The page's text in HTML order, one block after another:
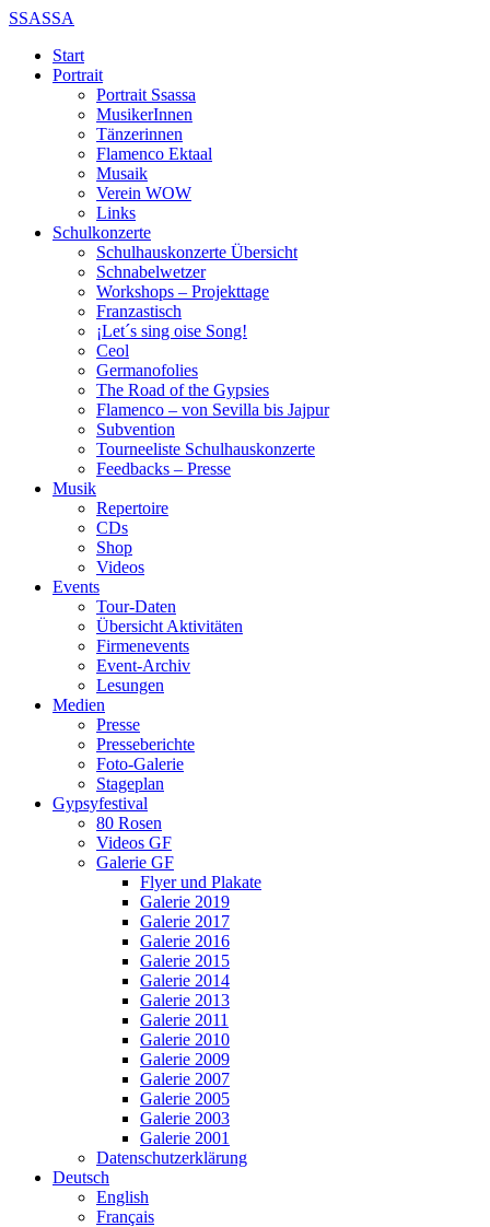
SSASSA
Start
Portrait
Portrait Ssassa
MusikerInnen
Tänzerinnen
Flamenco Ektaal
Musaik
Verein WOW
Links
Schulkonzerte
Schulhauskonzerte Übersicht
Schnabelwetzer
Workshops – Projekttage
Franzastisch
¡Let´s sing oise Song!
Ceol
Germanofolies
The Road of the Gypsies
Flamenco – von Sevilla bis Jajpur
Subvention
Tourneeliste Schulhauskonzerte
Feedbacks – Presse
Musik
Repertoire
CDs
Shop
Videos
Events
Tour-Daten
Übersicht Aktivitäten
Firmenevents
Event-Archiv
Lesungen
Medien
Presse
Presseberichte
Foto-Galerie
Stageplan
Gypsyfestival
80 Rosen
Videos GF
Galerie GF
Flyer und Plakate
Galerie 2019
Galerie 2017
Galerie 2016
Galerie 2015
Galerie 2014
Galerie 2013
Galerie 2011
Galerie 2010
Galerie 2009
Galerie 2007
Galerie 2005
Galerie 2003
Galerie 2001
Datenschutzerklärung
Deutsch
English
Français